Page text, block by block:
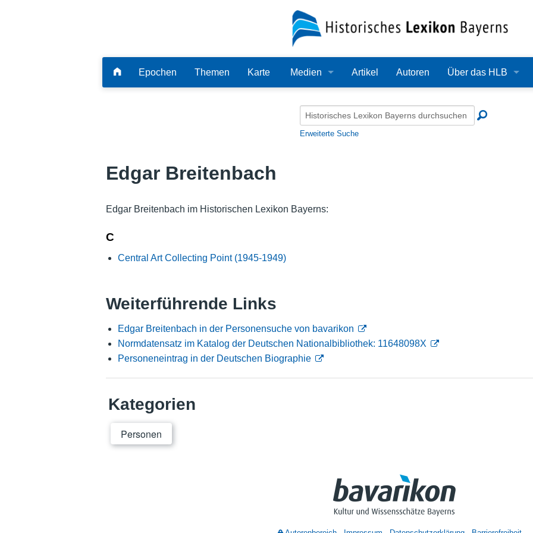
Epochen Themen Karte Medien
Audio
Alle Dateien
Artikel Autoren Über das HLB
Redaktion
Erweiterte Suche
Edgar Breitenbach
Edgar Breitenbach im Historischen Lexikon Bayerns:
C
Central Art Collecting Point (1945-1949)
Weiterführende Links
Edgar Breitenbach in der Personensuche von bavarikon
Normdatensatz im Katalog der Deutschen Nationalbibliothek: 11648098X
Personeneintrag in der Deutschen Biographie
Kategorien
Personen